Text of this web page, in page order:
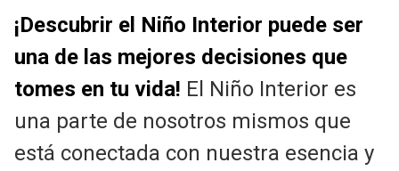
¡Descubrir el Niño Interior puede ser
una de las mejores decisiones que
tomes en tu vida! El Niño Interior es
una parte de nosotros mismos que
está conectada con nuestra esencia y